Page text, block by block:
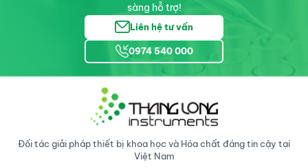
sàng hỗ trợ!
Liên hệ tư vấn
0974 540 000
Đối tác giải pháp thiết bị khoa học và Hóa chất đáng tin cậy tại
Việt Nam